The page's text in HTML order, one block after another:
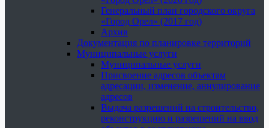
Генеральный план городского округа
«Город Орел» (2017 год)
Архив
Документация по планировке территорий
Муниципальные услуги
Муниципальные услуги
Присвоение адресов объектам
адресации, изменение, аннулирование
адресов
Выдача разрешений на строительство,
реконструкцию и разрешений на ввод